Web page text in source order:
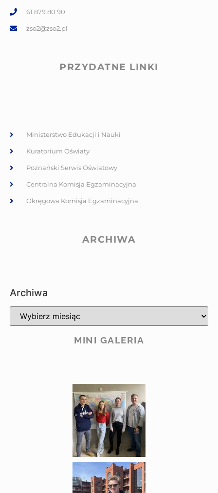
61 879 80 90
zso2@zso2.pl
PRZYDATNE LINKI
Ministerstwo Edukacji i Nauki
Kuratorium Oświaty
Poznański Serwis Oświatowy
Centralna Komisja Egzaminacyjna
Okręgowa Komisja Egzaminacyjna
ARCHIWA
Archiwa
MINI GALERIA